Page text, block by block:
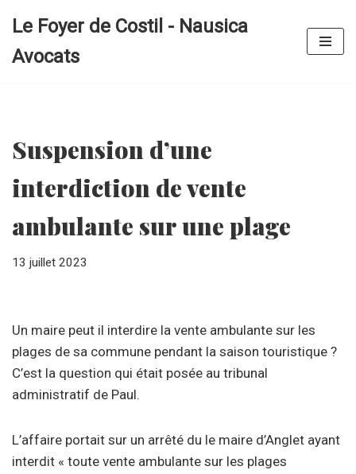
au
Le Foyer de Costil - Nausica
Avocats
Suspension d’une
interdiction de vente
ambulante sur une plage
13 juillet 2023
Un maire peut il interdire la vente ambulante sur les
plages de sa commune pendant la saison touristique ?
C’est la question qui était posée au tribunal
administratif de Paul.
L’affaire portait sur un arrêté du le maire d’Anglet ayant
interdit « toute vente ambulante sur les plages